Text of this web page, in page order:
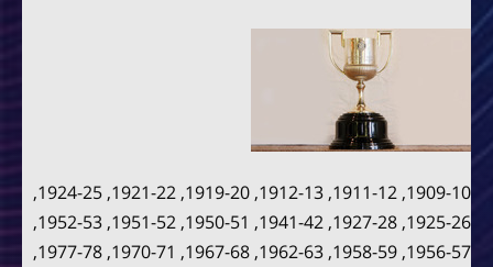
1909-10, 1911-12, 1912-13, 1919-20, 1921-22, 1924-25,
1925-26, 1927-28, 1941-42, 1950-51, 1951-52, 1952-53,
1956-57, 1958-59, 1962-63, 1967-68, 1970-71, 1977-78,